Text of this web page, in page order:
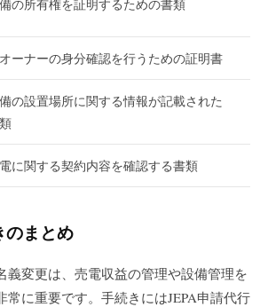
の所有権を証明するための書類
ーナーの身分確認を行うための証明書
の設置場所に関する情報が記載された
に関する契約内容を確認する書類
のまとめ
義変更は、売電収益の管理や設備管理を
常に重要です。手続きにはJEPA申請代行